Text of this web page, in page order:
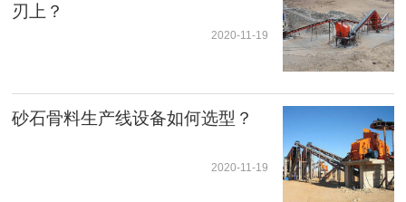
刃上？
2020-11-19
砂石骨料生产线设备如何选型？
2020-11-19